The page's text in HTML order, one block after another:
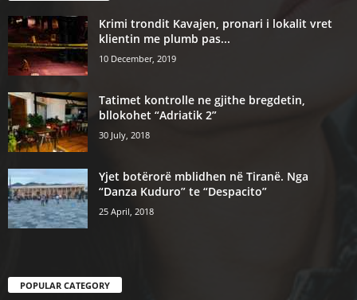
Krimi trondit Kavajen, pronari i lokalit vret
klientin me plumb pas...
10 December, 2019
Tatimet kontrolle ne gjithe bregdetin,
bllokohet “Adriatik 2”
30 July, 2018
Yjet botërorë mblidhen në Tiranë. Nga
“Danza Kuduro” te “Despacito”
25 April, 2018
POPULAR CATEGORY